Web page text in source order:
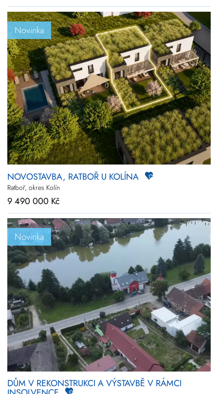
Novinka
NOVOSTAVBA, RATBOŘ U KOLÍNA
Ratboř, okres Kolín
9 490 000 Kč
Novinka
DŮM V REKONSTRUKCI A VÝSTAVBĚ V RÁMCI